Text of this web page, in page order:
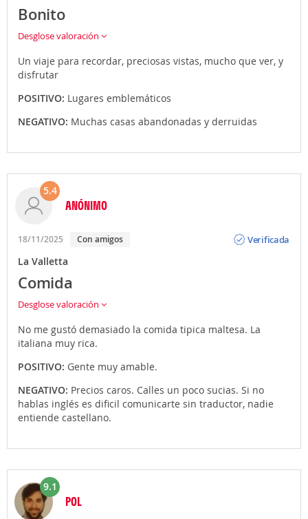
Bonito
Desglose valoración
Un viaje para recordar, preciosas vistas, mucho que ver, y
disfrutar
POSITIVO: Lugares emblemáticos
NEGATIVO: Muchas casas abandonadas y derruidas
5.4
ANÓNIMO
18/11/2025 Con amigos
Verificada
La Valletta
Comida
Desglose valoración
No me gustó demasiado la comida tipica maltesa. La
italiana muy rica.
POSITIVO: Gente muy amable.
NEGATIVO: Precios caros. Calles un poco sucias. Si no
hablas inglés es dificil comunicarte sin traductor, nadie
entiende castellano.
9.1
POL